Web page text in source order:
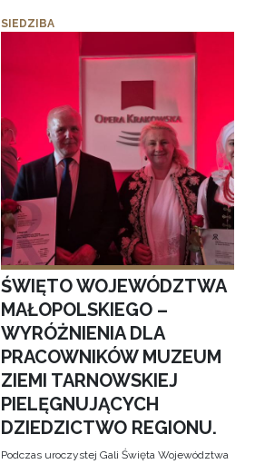
SIEDZIBA
ŚWIĘTO WOJEWÓDZTWA
MAŁOPOLSKIEGO –
WYRÓŻNIENIA DLA
PRACOWNIKÓW MUZEUM
ZIEMI TARNOWSKIEJ
PIELĘGNUJĄCYCH
DZIEDZICTWO REGIONU.
Podczas uroczystej Gali Święta Województwa